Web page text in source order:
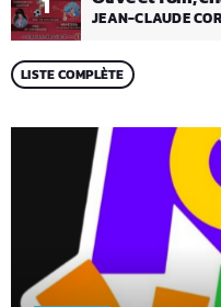
JEAN-CLAUDE
LISTE COMPLÈTE